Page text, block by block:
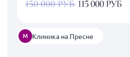
Клиника на Пресне